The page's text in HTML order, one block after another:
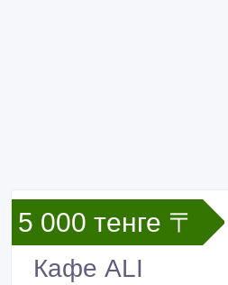
5 000 тенге 〒
Кафе АLI